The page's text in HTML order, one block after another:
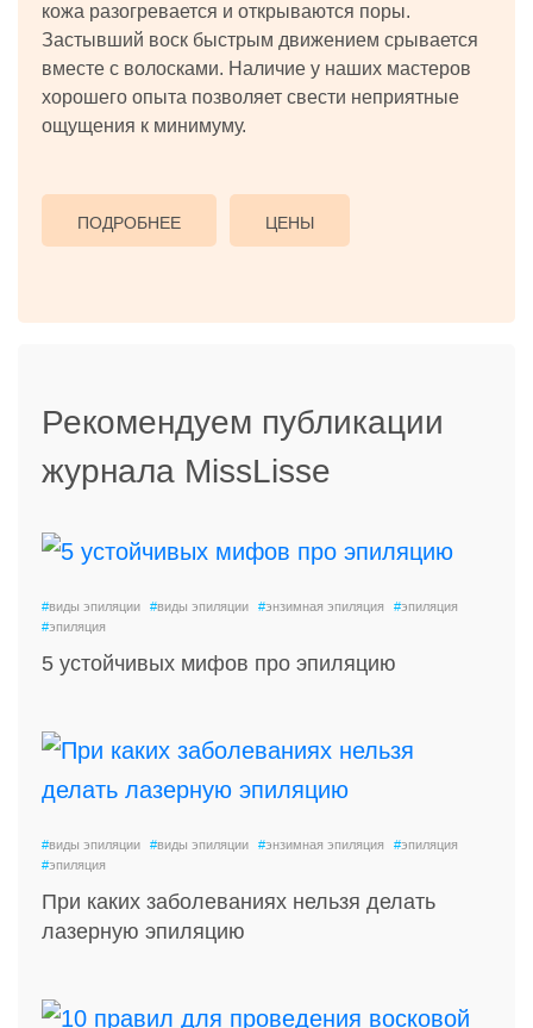
кожа разогревается и открываются поры.
Застывший воск быстрым движением срывается
вместе с волосками. Наличие у наших мастеров
хорошего опыта позволяет свести неприятные
ощущения к минимуму.
ПОДРОБНЕЕ ЦЕНЫ
Рекомендуем публикации
журнала MissLisse
#виды эпиляции #виды эпиляции #энзимная эпиляция #эпиляция
#эпиляция
5 устойчивых мифов про эпиляцию
#виды эпиляции #виды эпиляции #энзимная эпиляция #эпиляция
#эпиляция
При каких заболеваниях нельзя делать
лазерную эпиляцию